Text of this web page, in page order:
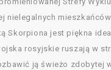
nielegalnych
Skorpiona jest piękna
rosyjskie ruszają w
ją świeżo zdobytej